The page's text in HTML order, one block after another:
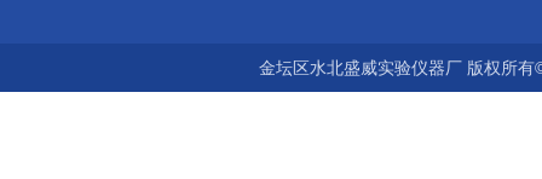
金坛区水北盛威实验仪器厂 版权所